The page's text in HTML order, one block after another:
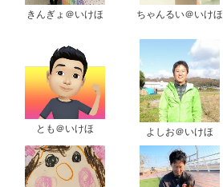
きんぎょ＠いけほ ちゃんるい＠いけほ
とも＠いけほ よしお＠いけほ